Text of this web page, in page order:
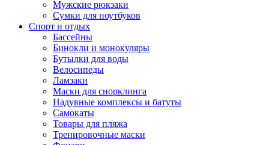
Мужские рюкзаки
Сумки для ноутбуков
Спорт и отдых
Бассейны
Бинокли и монокуляры
Бутылки для воды
Велосипеды
Ламзаки
Маски для снорклинга
Надувные комплексы и батуты
Самокаты
Товары для пляжа
Тренировочные маски